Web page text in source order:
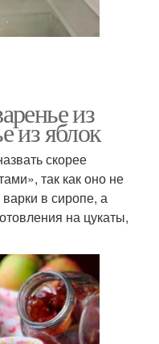
из
из яблок
скорее
так как оно не
в сиропе, а
на цукаты,